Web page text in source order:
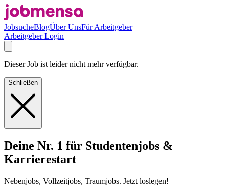
JobsucheBlogÜber UnsFür Arbeitgeber
Arbeitgeber Login
Dieser Job ist leider nicht mehr verfügbar.
Schließen
Deine Nr. 1 für Studentenjobs &
Karrierestart
Nebenjobs, Vollzeitjobs, Traumjobs. Jetzt loslegen!